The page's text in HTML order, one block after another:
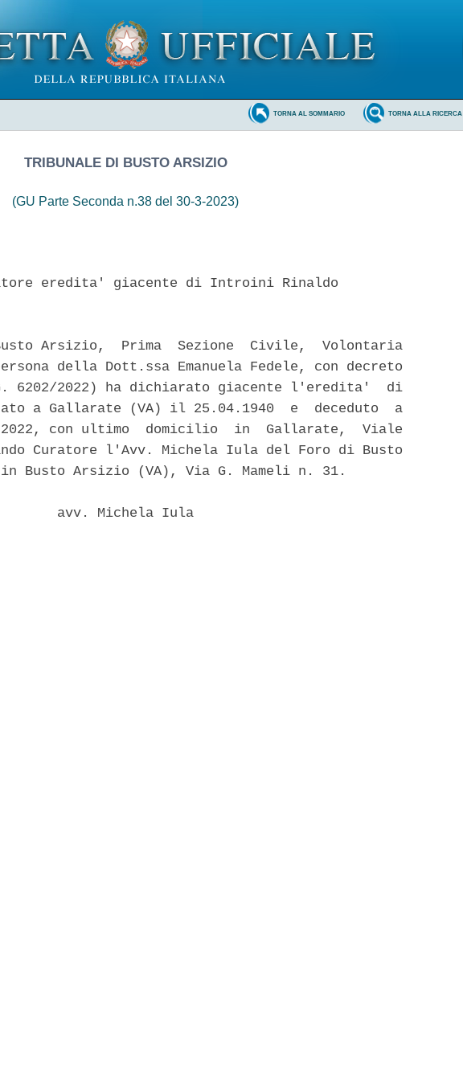
TORNA ALLA RICERCA
TORNA AL SOMMARIO
TRIBUNALE DI BUSTO ARSIZIO
(GU Parte Seconda n.38 del 30-3-2023)
eredita' giacente di Introini Rinaldo
Arsizio,  Prima  Sezione  Civile,  Volontaria
della Dott.ssa Emanuela Fedele, con decreto
6202/2022) ha dichiarato giacente l'eredita'  di
nato a Gallarate (VA) il 25.04.1940  e  deceduto  a
con ultimo  domicilio  in  Gallarate,  Viale
Curatore l'Avv. Michela Iula del Foro di Busto
Busto Arsizio (VA), Via G. Mameli n. 31.
avv. Michela Iula